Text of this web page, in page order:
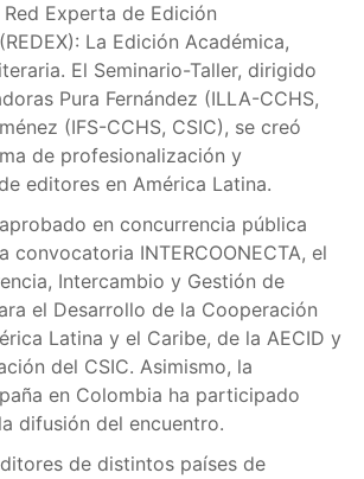
Experta de Edición
La Edición Académica,
El Seminario-Taller, dirigido
Pura Fernández (ILLA-CCHS,
(IFS-CCHS, CSIC), se creó
de profesionalización y
editores en América Latina.
en concurrencia pública
convocatoria INTERCOONECTA, el
Intercambio y Gestión de
el Desarrollo de la Cooperación
Latina y el Caribe, de la AECID y
del CSIC. Asimismo, la
en Colombia ha participado
difusión del encuentro.
de distintos países de